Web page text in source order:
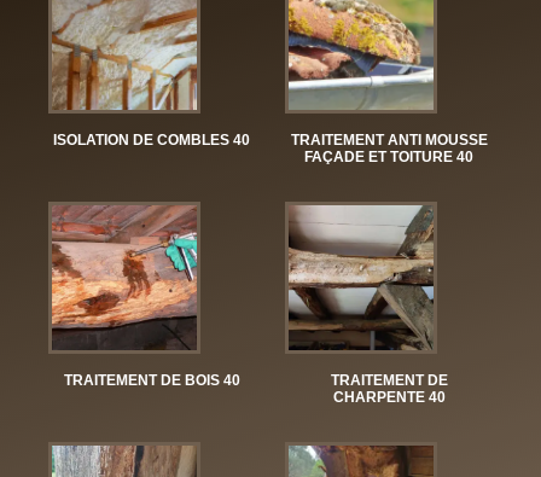
ISOLATION DE COMBLES 40
TRAITEMENT ANTI MOUSSE
FAÇADE ET TOITURE 40
TRAITEMENT DE BOIS 40
TRAITEMENT DE
CHARPENTE 40